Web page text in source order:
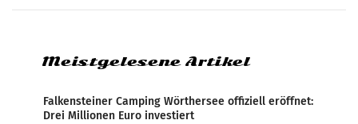
systematische Nachrichten-Manipulation und
Meistgelesene Artikel
Falkensteiner Camping Wörthersee offiziell eröffnet:
Drei Millionen Euro investiert